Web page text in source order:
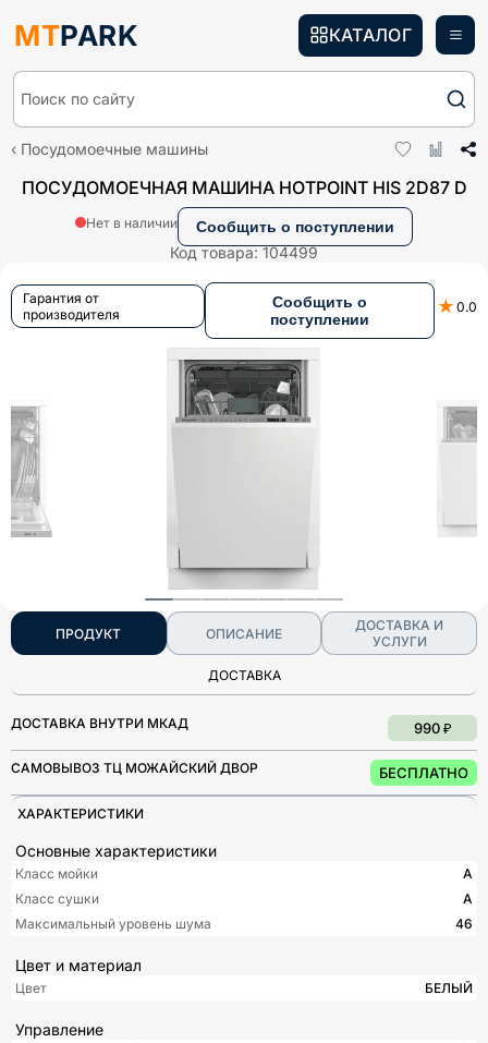
MTPARK
Поиск по сайту
КАТАЛОГ
Посудомоечные машины
ПОСУДОМОЕЧНАЯ МАШИНА HOTPOINT HIS 2D87 D
Код товара:104499
Нет в наличии Сообщить о поступлении
Гарантия от
производителя
Сообщить о
поступлении
★ 0.0
ПРОДУКТ ОПИСАНИЕ
ДОСТАВКА И
УСЛУГИ
ДОСТАВКА
ДОСТАВКА ВНУТРИ МКАД 990 ₽
САМОВЫВОЗ ТЦ МОЖАЙСКИЙ ДВОР БЕСПЛАТНО
ХАРАКТЕРИСТИКИ
Основные характеристики
Класс мойки
A
Класс сушки
A
Максимальный уровень шума
46
Цвет и материал
Цвет БЕЛЫЙ
Управление